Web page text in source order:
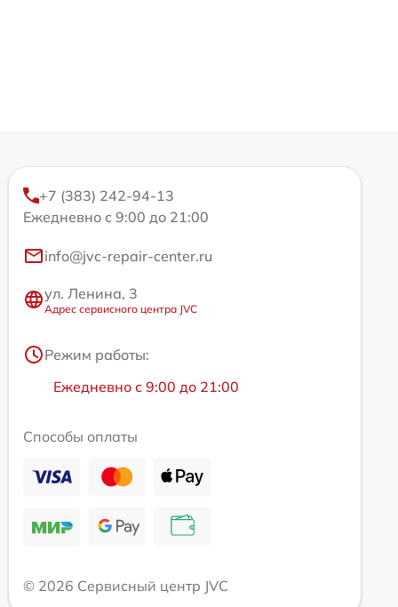
+7 (383) 242-94-13
Ежедневно с 9:00 до 21:00
info@jvc-repair-center.ru
ул. Ленина, 3
Адрес сервисного центра JVC
Режим работы:
Ежедневно с 9:00 до 21:00
Способы оплаты
© 2026 Сервисный центр JVC